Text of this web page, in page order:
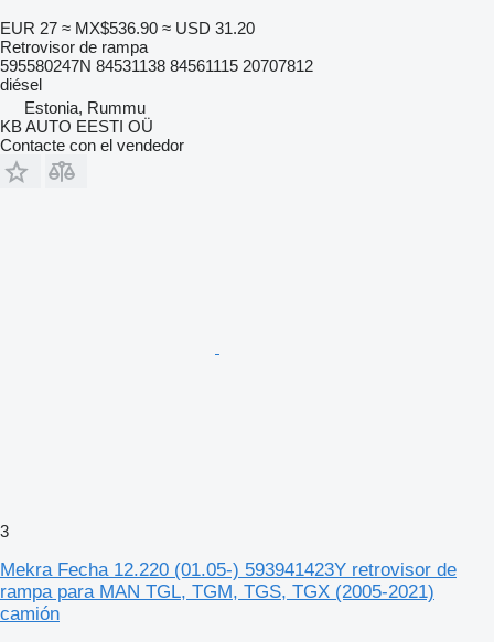
EUR 27 ≈ MX$536.90 ≈ USD 31.20
Retrovisor de rampa
595580247N 84531138 84561115 20707812
diésel
Estonia, Rummu
KB AUTO EESTI OÜ
Contacte con el vendedor
3
Mekra Fecha 12.220 (01.05-) 593941423Y retrovisor de
rampa para MAN TGL, TGM, TGS, TGX (2005-2021)
camión